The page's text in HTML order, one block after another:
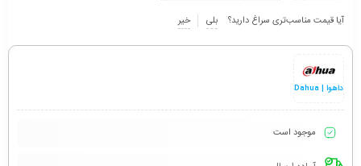
آیا قیمت مناسب‌تری سراغ دارید؟ بلی خیر
داهوا | Dahua
موجود است